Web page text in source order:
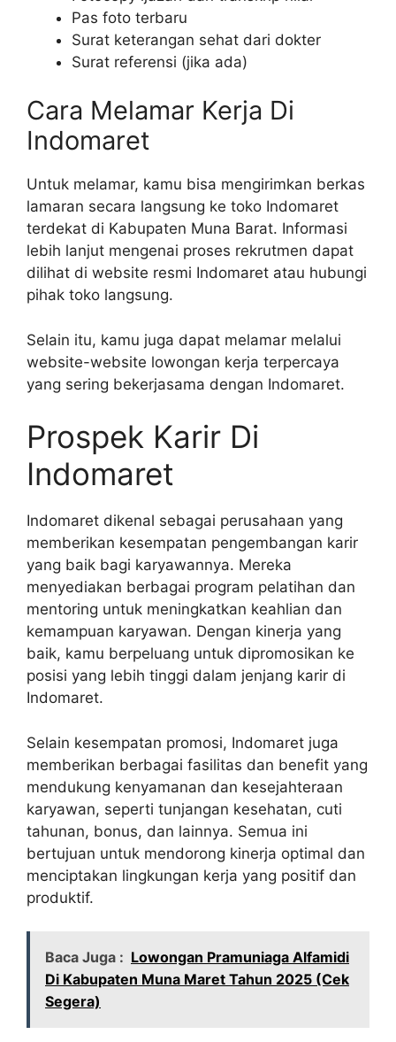
Pas foto terbaru
Surat keterangan sehat dari dokter
Surat referensi (jika ada)
Cara Melamar Kerja Di
Indomaret
Untuk melamar, kamu bisa mengirimkan berkas
lamaran secara langsung ke toko Indomaret
terdekat di Kabupaten Muna Barat. Informasi
lebih lanjut mengenai proses rekrutmen dapat
dilihat di website resmi Indomaret atau hubungi
pihak toko langsung.
Selain itu, kamu juga dapat melamar melalui
website-website lowongan kerja terpercaya
yang sering bekerjasama dengan Indomaret.
Prospek Karir Di
Indomaret
Indomaret dikenal sebagai perusahaan yang
memberikan kesempatan pengembangan karir
yang baik bagi karyawannya. Mereka
menyediakan berbagai program pelatihan dan
mentoring untuk meningkatkan keahlian dan
kemampuan karyawan. Dengan kinerja yang
baik, kamu berpeluang untuk dipromosikan ke
posisi yang lebih tinggi dalam jenjang karir di
Indomaret.
Selain kesempatan promosi, Indomaret juga
memberikan berbagai fasilitas dan benefit yang
mendukung kenyamanan dan kesejahteraan
karyawan, seperti tunjangan kesehatan, cuti
tahunan, bonus, dan lainnya. Semua ini
bertujuan untuk mendorong kinerja optimal dan
menciptakan lingkungan kerja yang positif dan
produktif.
Baca Juga : Lowongan Pramuniaga Alfamidi
Di Kabupaten Muna Maret Tahun 2025 (Cek
Segera)